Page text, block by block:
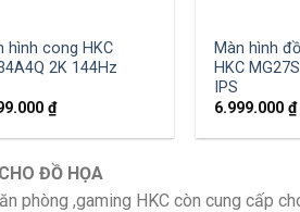
hình cong HKC
2K 144Hz
₫
Màn hình
HKC
IPS
6.999.000 ₫
ĐỒ HỌA
phòng ,gaming HKC còn cung cấp